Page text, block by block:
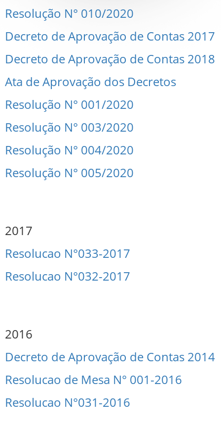
Resolução N° 010/2020
Decreto de Aprovação de Contas 2017
Decreto de Aprovação de Contas 2018
Ata de Aprovação dos Decretos
Resolução N° 001/2020
Resolução N° 003/2020
Resolução N° 004/2020
Resolução N° 005/2020
2017
Resolucao N°033-2017
Resolucao N°032-2017
2016
Decreto de Aprovação de Contas 2014
Resolucao de Mesa N° 001-2016
Resolucao N°031-2016